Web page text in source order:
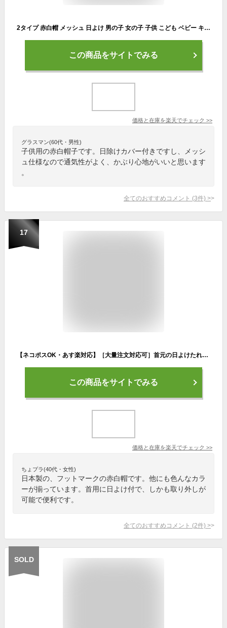
2タイプ 赤白帽 メッシュ 日よけ 男の子 女の子 子供 こども ベビー キッズ ジュニア 男児 女児 小学生 中学生 高校生 体操帽子 紅白 帽子 赤白帽子 消臭 体育 運動会 体育祭 スポーツ 紅組 赤組 白組 日よけカバー 大きいサイズ 小さいサイズ
この商品をサイトでみる
価格と在庫を楽天でチェック >>
グラスマン(60代・男性)
子供用の赤白帽子です。日除けカバー付きですし、メッシ
ュ仕様なので通気性がよく、かぶり心地がいいと思います
。
全てのおすすめコメント (3件) >
17
【ネコポスOK・あす楽対応】［大量注文対応可］首元の日よけたれ付き体操帽子（日除けは取り外し可） 53~58cm 子供 キッズ 女の子 男の子 キャップ リバーシブル カラー帽子 体操帽子 赤白帽子 幼稚園 保育園 イベント 運動会 ゴム付き ネーム付き 名前 定番 学童
この商品をサイトでみる
価格と在庫を楽天でチェック >>
ちょプラ(40代・女性)
日本製の、フットマークの赤白帽です。他にも色んなカラ
ーが揃っています。首用に日よけ付で、しかも取り外しが
可能で便利です。
全てのおすすめコメント (2件) >
SOLD